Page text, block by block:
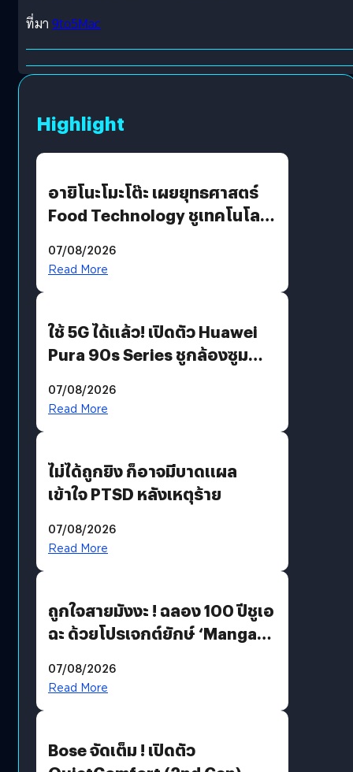
ที่มา9to5Mac
Highlight
อายิโนะโมะโต๊ะ เผยยุทธศาสตร์
Food Technology ชูเทคโนโลยี
บริโภคและ B2B
07/08/2026
Read More
ใช้ 5G ได้แล้ว! เปิดตัว Huawei
Pura 90s Series ชูกล้องซูม
07/08/2026
Read More
ไม่ได้ถูกยิง ก็อาจมีบาดแผล
เข้าใจ PTSD หลังเหตุร้าย
07/08/2026
Read More
ถูกใจสายมังงะ ! ฉลอง 100 ปีชูเอ
ฉะ ด้วยโปรเจกต์ยักษ์ ‘Manga
มีภาษาไทยด้วย
07/08/2026
Read More
Bose จัดเต็ม ! เปิดตัว